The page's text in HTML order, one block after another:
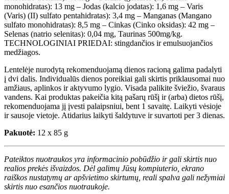
monohidratas): 13 mg – Jodas (kalcio jodatas): 1,6 mg – Varis
(Varis) (II) sulfato pentahidratas): 3,4 mg – Manganas (Mangano
sulfato monohidratas): 8,5 mg – Cinkas (Cinko oksidas): 42 mg –
Selenas (natrio selenitas): 0,04 mg, Taurinas 500mg/kg.
TECHNOLOGINIAI PRIEDAI: stingdančios ir emulsuojančios
medžiagos.
Lentelėje nurodytą rekomenduojamą dienos racioną galima padalyti
į dvi dalis. Individualūs dienos poreikiai gali skirtis priklausomai nuo
amžiaus, aplinkos ir aktyvumo lygio. Visada palikite šviežio, švaraus
vandens. Kai produktas pakeičia kitą pašarų rūšį ir (arba) dietos rūšį,
rekomenduojama jį įvesti palaipsniui, bent 1 savaitę. Laikyti vėsioje
ir sausoje vietoje. Atidarius laikyti šaldytuve ir suvartoti per 3 dienas.
Pakuotė: 12 x 85 g
Pateiktos nuotraukos yra informacinio pobūdžio ir gali skirtis nuo
realios prekės išvaizdos. Dėl galimų Jūsų kompiuterio, ekrano
raiškos nustatymų ar apšvietimo skirtumų, reali spalva gali nežymiai
skirtis nuo esančios nuotraukoje.